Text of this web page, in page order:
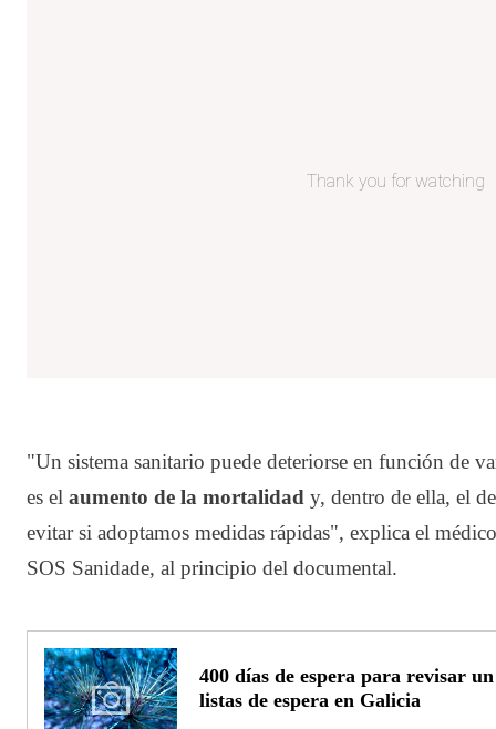
Thank you for watching
"Un sistema sanitario puede deteriorse en función de
es el aumento de la mortalidad y, dentro de ella, el
evitar si adoptamos medidas rápidas", explica el
SOS Sanidade, al principio del documental.
400 días de espera para revisar
listas de espera en Galicia